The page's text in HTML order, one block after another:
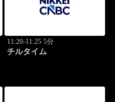
11:20-11:25 5分
チルタイム